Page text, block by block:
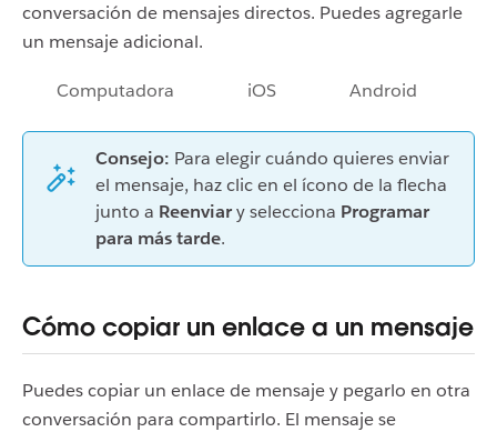
conversación de mensajes directos. Puedes agregarle
un mensaje adicional.
Computadora iOS Android
Consejo: Para elegir cuándo quieres enviar
el mensaje, haz clic en el ícono de la flecha
junto a Reenviary selecciona Programar
para más tarde.
Cómo copiar un enlace a un mensaje
Puedes copiar un enlace de mensaje y pegarlo en otra
conversación para compartirlo. El mensaje se